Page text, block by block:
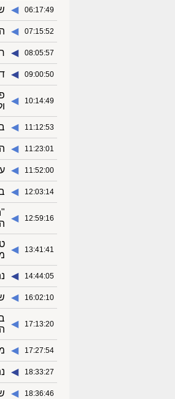
06:17:49
◀︎
07:15:52
◀︎
08:05:57
◀︎
09:00:50
◀︎
10:14:49
◀︎
11:12:53
◀︎ בן 21 נפצע באורח
11:23:01
◀︎
11:52:00
◀︎
12:03:14
◀︎
12:59:16
◀︎
13:41:41
◀︎
14:44:05
◀︎
16:02:10
◀︎
17:13:20
◀︎
17:27:54
◀︎
18:33:27
◀︎
18:36:46
◀︎